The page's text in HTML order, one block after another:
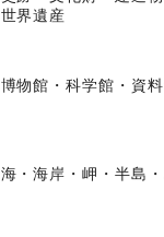
世界遺産
博物館・科学館・資
海・海岸・岬・半島